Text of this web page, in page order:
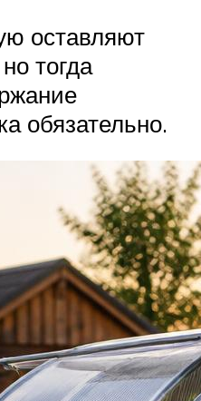
оставляют
тогда
обязательно.